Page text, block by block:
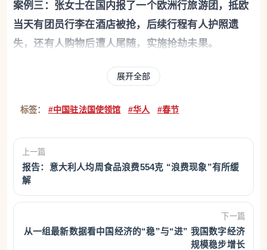
案例三：张女士在国内报了一个欧洲行旅游团，抵欧
当天有团员行李在酒店被抢，后续行程有人护照遗
失，还有人购物后遭人尾随，实施抢劫未果。
领事提醒：请大家保管好自己的身份证件和贵重物
备用；购物、拍照时安排专人看管行李，做到包不离
住和退房手续时留意周围是否有可疑人员，将行李置
于双手可控、视野可及的范围内；团队尽量结伴而行
并相互提醒。
如护照遗失，请尽快联系就近的中国驻外使领馆，并
通过中国领事APP提交申请补办临时旅行证件。
展开全部
标签： #中国驻法国使领馆 #华人 #春节
上一篇
报告：意大利人均周食品浪费554克 “浪费现象”有所缓
解
下一篇
从一组最新数据看中国经济的“稳”与“进” 我国数字经济
规模稳步增长